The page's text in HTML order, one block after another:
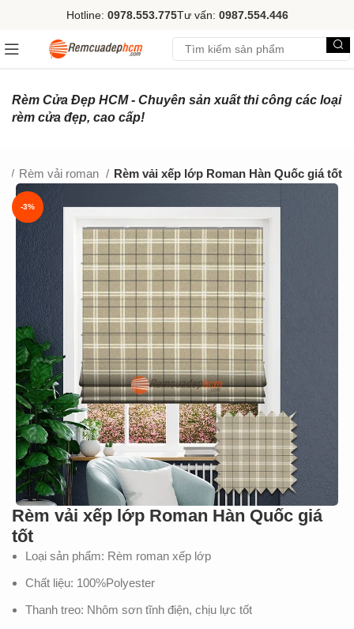
Hotline: 0978.553.775Tư vấn: 0987.554.446
Rèm Cửa Đẹp HCM - Chuyên sản xuất thi công các loại
rèm cửa đẹp, cao cấp!
Rèm vải roman Rèm vải xếp lớp Roman Hàn Quốc giá tốt
-3%
Rèm vải xếp lớp Roman Hàn Quốc giá
tốt
Loại sản phẩm: Rèm roman xếp lớp
Chất liệu: 100%Polyester
Thanh treo: Nhôm sơn tĩnh điện, chịu lực tốt